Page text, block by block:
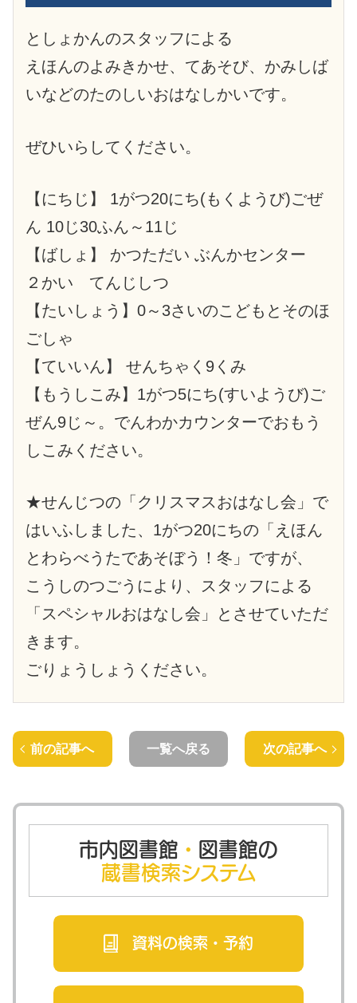
としょかんのスタッフによる
えほんのよみきかせ、てあそび、かみしば
いなどのたのしいおはなしかいです。
ぜひいらしてください。
【にちじ】 1がつ20にち(もくようび)ごぜ
ん 10じ30ふん～11じ
【ばしょ】 かつただい ぶんかセンター
２かい てんじしつ
【たいしょう】0～3さいのこどもとそのほ
ごしゃ
【ていいん】 せんちゃく9くみ
【もうしこみ】1がつ5にち(すいようび)ご
ぜん9じ～。でんわかカウンターでおもう
しこみください。
★せんじつの「クリスマスおはなし会」で
はいふしました、1がつ20にちの「えほん
とわらべうたであそぼう！冬」ですが、
こうしのつごうにより、スタッフによる
「スペシャルおはなし会」とさせていただ
きます。
ごりょうしょうください。
前の記事へ 一覧へ戻る 次の記事へ
市内図書館 ・ 図書館の
蔵書検索システム
資料の検索・ 予約